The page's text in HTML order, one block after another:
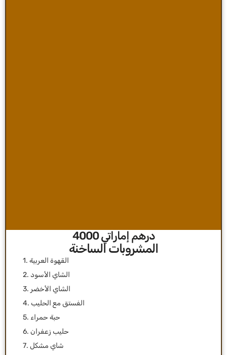
درهم إماراتي 4000
1. القهوة العربية
2. الشاي الأسود
3. الشاي الأخضر
4. الفستق مع الحليب
5. حبة حمراء
6. حليب زعفران
7. شاي مشكل